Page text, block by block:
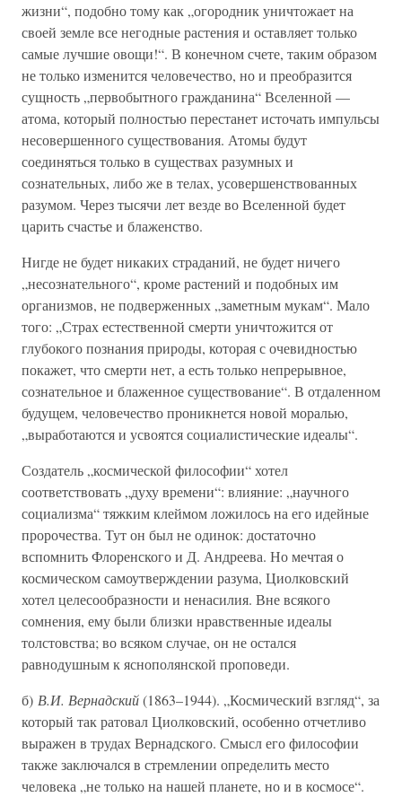
жизни“, подобно тому как „огородник уничтожает на
своей земле все негодные растения и оставляет только
самые лучшие овощи!“. В конечном счете, таким образом
не только изменится человечество, но и преобразится
сущность „первобытного гражданина“ Вселенной —
атома, который полностью перестанет источать импульсы
несовершенного существования. Атомы будут
соединяться только в существах разумных и
сознательных, либо же в телах, усовершенствованных
разумом. Через тысячи лет везде во Вселенной будет
царить счастье и блаженство.
Нигде не будет никаких страданий, не будет ничего
„несознательного“, кроме растений и подобных им
организмов, не подверженных „заметным мукам“. Мало
того: „Страх естественной смерти уничтожится от
глубокого познания природы, которая с очевидностью
покажет, что смерти нет, а есть только непрерывное,
сознательное и блаженное существование“. В отдаленном
будущем, человечество проникнется новой моралью,
„выработаются и усвоятся социалистические идеалы“.
Создатель „космической философии“ хотел
соответствовать „духу времени“: влияние: „научного
социализма“ тяжким клеймом ложилось на его идейные
пророчества. Тут он был не одинок: достаточно
вспомнить Флоренского и Д. Андреева. Но мечтая о
космическом самоутверждении разума, Циолковский
хотел целесообразности и ненасилия. Вне всякого
сомнения, ему были близки нравственные идеалы
толстовства; во всяком случае, он не остался
равнодушным к яснополянской проповеди.
б) В.И. Вернадский(1863–1944). „Космический взгляд“, за
который так ратовал Циолковский, особенно отчетливо
выражен в трудах Вернадского. Смысл его философии
также заключался в стремлении определить место
человека „не только на нашей планете, но и в космосе“.